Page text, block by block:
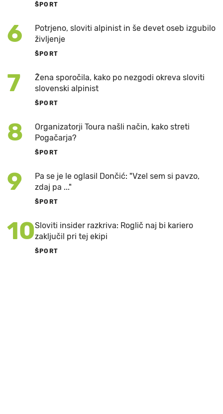
ŠPORT
6
Potrjeno, sloviti alpinist in še devet oseb izgubilo
življenje
ŠPORT
7
Žena sporočila, kako po nezgodi okreva sloviti
slovenski alpinist
ŠPORT
8
Organizatorji Toura našli način, kako streti
Pogačarja?
ŠPORT
9
Pa se je le oglasil Dončić: "Vzel sem si pavzo,
zdaj pa ..."
ŠPORT
10Sloviti insider razkriva: Roglič naj bi kariero
zaključil pri tej ekipi
ŠPORT